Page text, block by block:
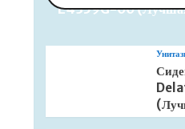
E4359G-00